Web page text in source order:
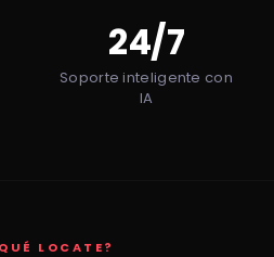
24/7
Soporte inteligente con
IA
LOCATE?